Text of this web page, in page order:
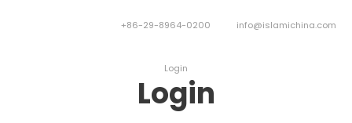
+86-29-8964-0200 info@islamichina.com
Login
Login